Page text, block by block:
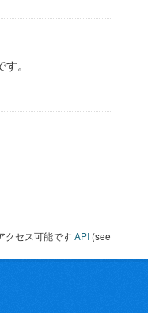
。
クセス可能ですAPI (see